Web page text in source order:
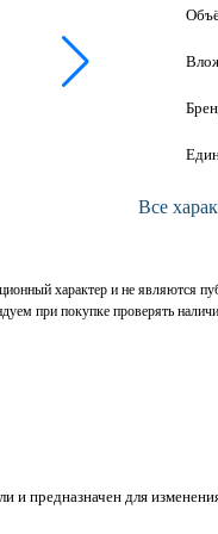
Все
характер и не являются
при покупке проверять
и предназначен для